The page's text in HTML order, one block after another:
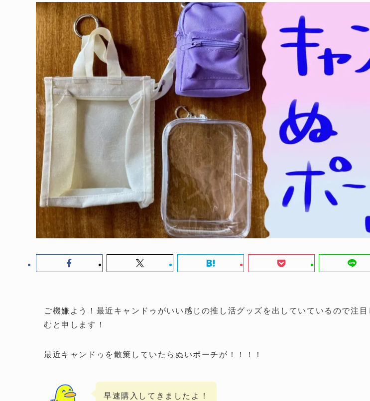
ご機嫌よう！最近キャンドゥがいい感じの推し活グッズを出していているので注
むと申します！
最近キャンドゥを散策していたらぬいポーチが！！！！
早速購入してきましたよ！